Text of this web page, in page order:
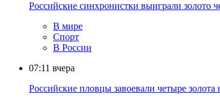
Российские синхронистки выиграли золото
В мире
Спорт
В России
07:11 вчера
Российские пловцы завоевали четыре